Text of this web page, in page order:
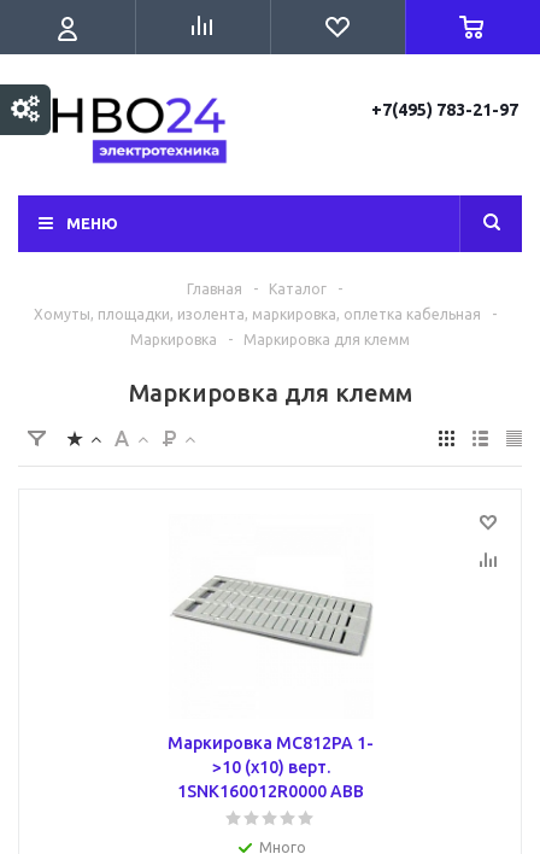
+7(495) 783-21-97
МЕНЮ
Главная - Каталог
-
Хомуты, площадки, изолента, маркировка, оплетка кабельная
-
Маркировка
- Маркировка для клемм
Маркировка для клемм
Маркировка MC812PA 1-
>10 (x10) верт.
1SNK160012R0000 ABB
Много